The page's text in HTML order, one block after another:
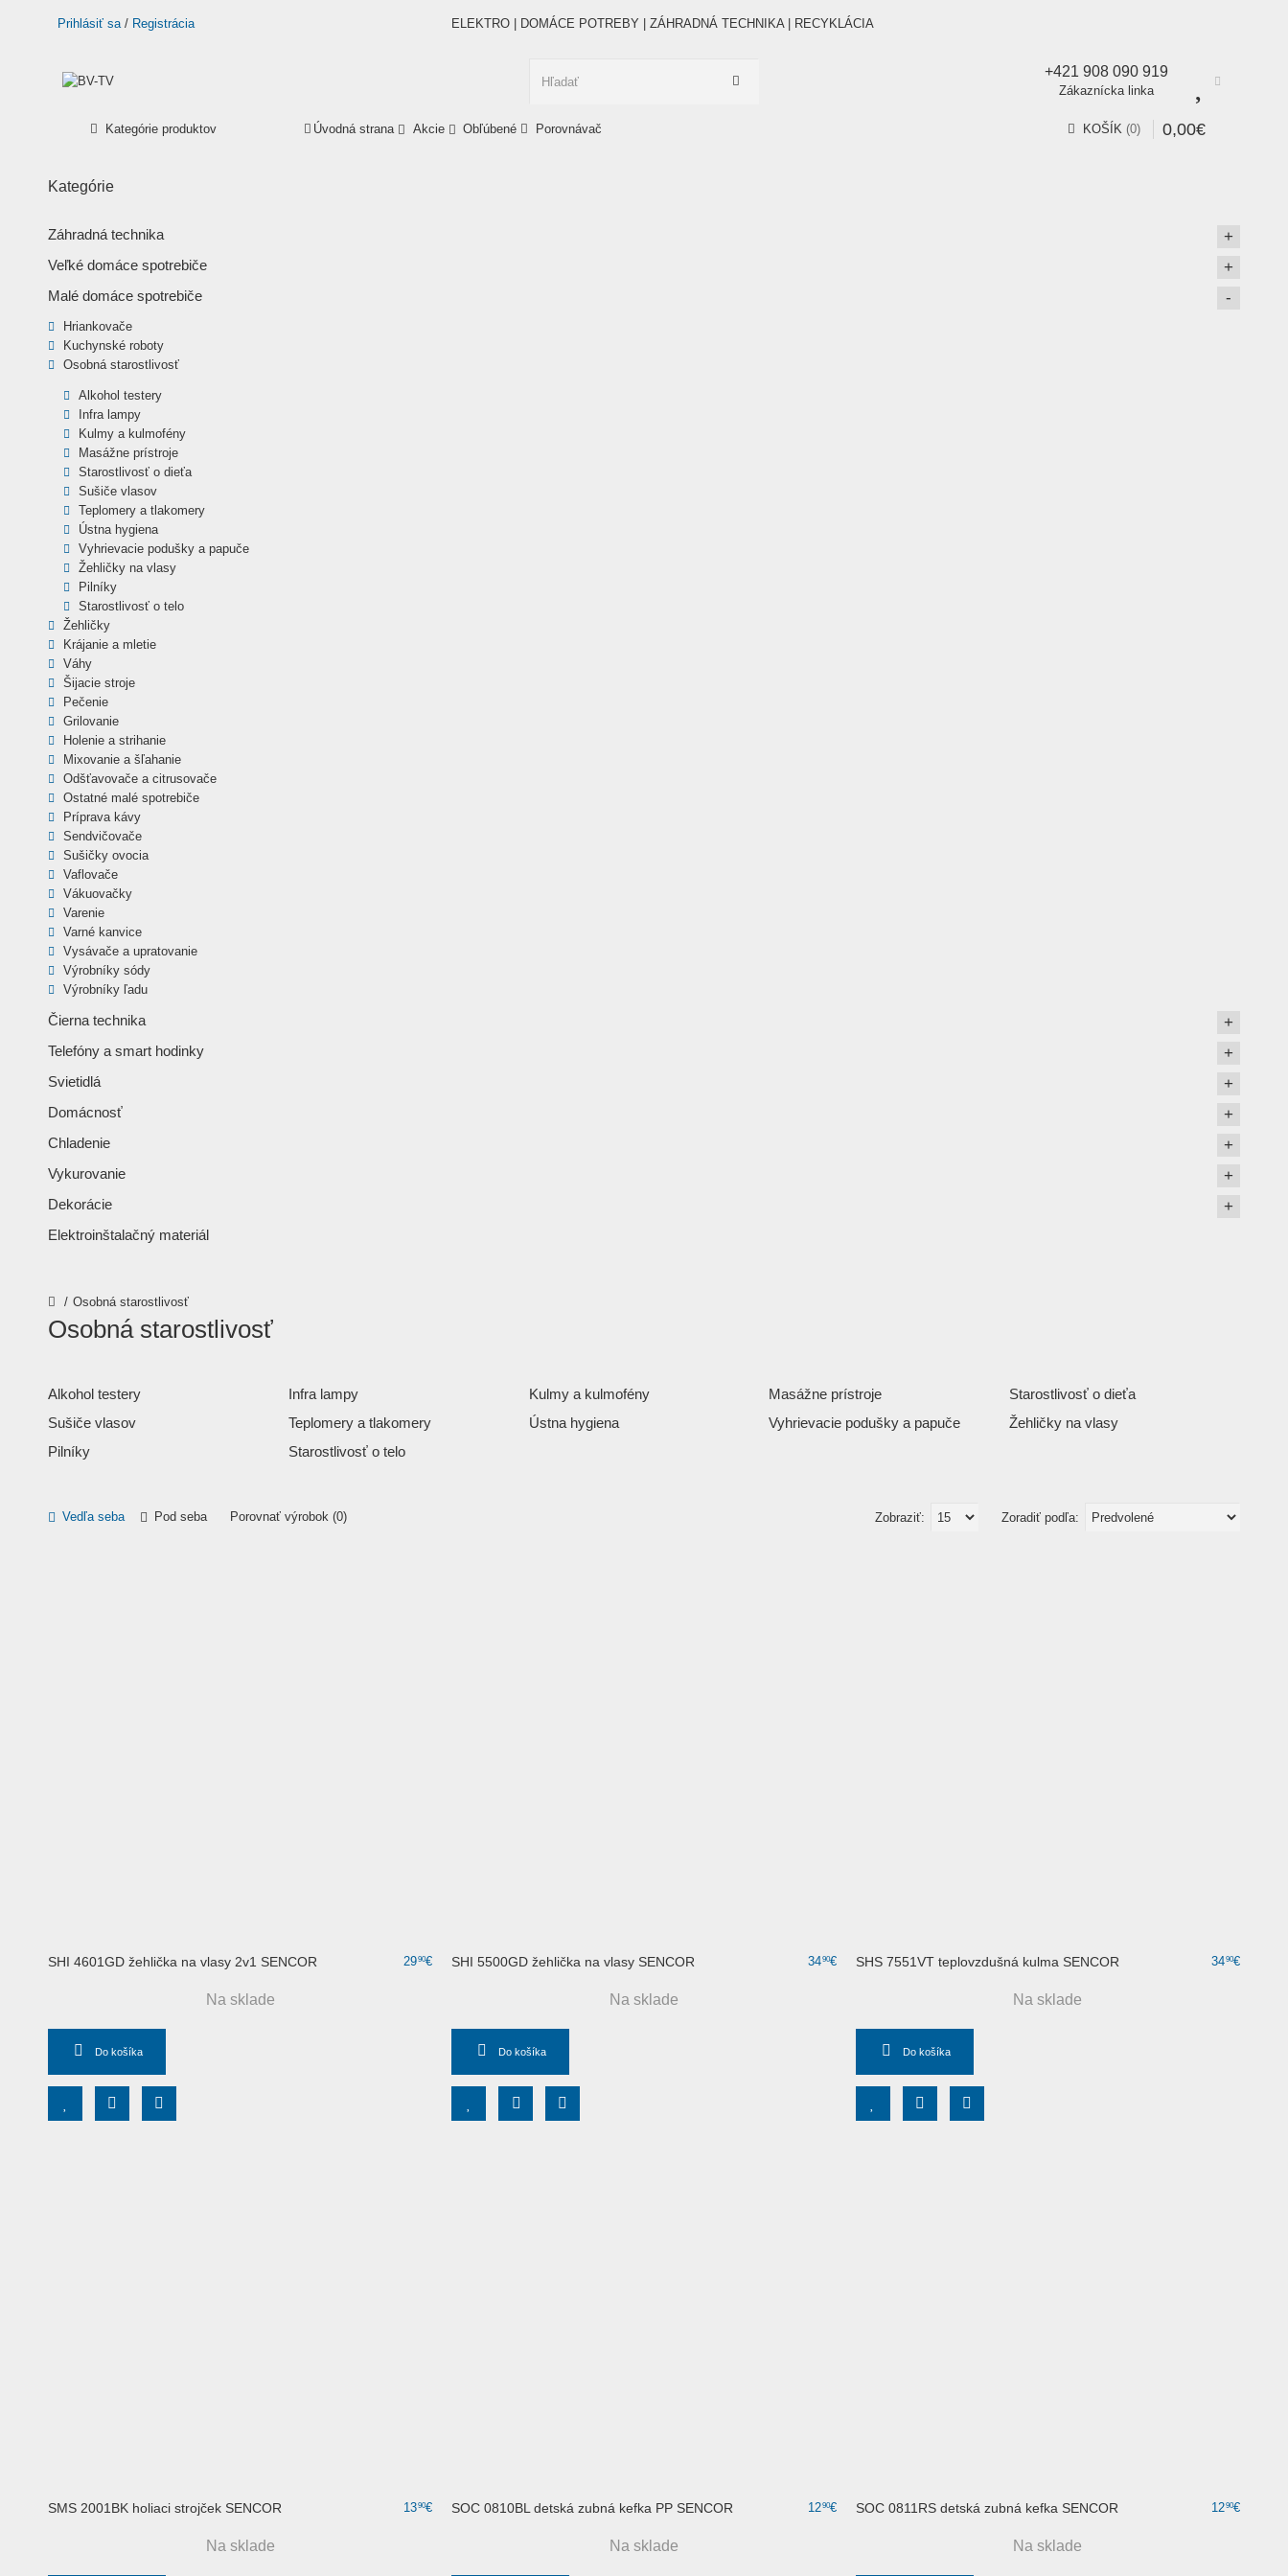
Prihlásiť sa/ Registrácia ELEKTRO | DOMÁCE POTREBY | ZÁHRADNÁ TECHNIKA | RECYKLÁCIA
+421 908 090 919
Zákaznícka linka
Kategórie produktov Úvodná strana Akcie Obľúbené Porovnávač KOŠÍK 0 0,00€
Osobná starostlivosť
Osobná starostlivosť
Alkohol testery Infra lampy Kulmy a kulmofény Masážne prístroje
Starostlivosť o dieťa
Sušiče vlasov
Teplomery a tlakomery Ústna hygiena Vyhrievacie podušky a papuče
Žehličky na vlasy
Pilníky
Starostlivosť o telo
Vedľa seba Pod seba Porovnať výrobok (0) Zobraziť: Zoradiť podľa:
SHI 4601GD žehlička na vlasy 2v1 SENCOR 2990€
Do košíka
Na sklade
SHI 5500GD žehlička na vlasy SENCOR 3490€
Do košíka
Na sklade
SHS 7551VT teplovzdušná kulma SENCOR 3490€
Do košíka
Na sklade
SMS 2001BK holiaci strojček SENCOR 1390€
Na sklade
SOC 0810BL detská zubná kefka PP SENCOR 1290€
Na sklade
SOC 0811RS detská zubná kefka SENCOR 1290€
Na sklade
Kategórie
Záhradná technika
Veľké domáce spotrebiče
Malé domáce spotrebiče
Hriankovače
Kuchynské roboty
Osobná starostlivosť
Alkohol testery
Infra lampy
Kulmy a kulmofény
Masážne prístroje
Starostlivosť o dieťa
Sušiče vlasov
Teplomery a tlakomery
Ústna hygiena
Vyhrievacie podušky a papuče
Žehličky na vlasy
Pilníky
Starostlivosť o telo
Žehličky
Krájanie a mletie
Váhy
Šijacie stroje
Pečenie
Grilovanie
Holenie a strihanie
Mixovanie a šľahanie
Odšťavovače a citrusovače
Ostatné malé spotrebiče
Príprava kávy
Sendvičovače
Sušičky ovocia
Vaflovače
Vákuovačky
Varenie
Varné kanvice
Vysávače a upratovanie
Výrobníky sódy
Výrobníky ľadu
Čierna technika
Telefóny a smart hodinky
Svietidlá
Domácnosť
Chladenie
Vykurovanie
Dekorácie
Elektroinštalačný materiál